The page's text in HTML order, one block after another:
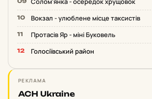
Вокзал - улюблене місце таксистів
Протасів Яр - міні Буковель
Голосіївський район
РЕКЛАМА
ACH Ukraine